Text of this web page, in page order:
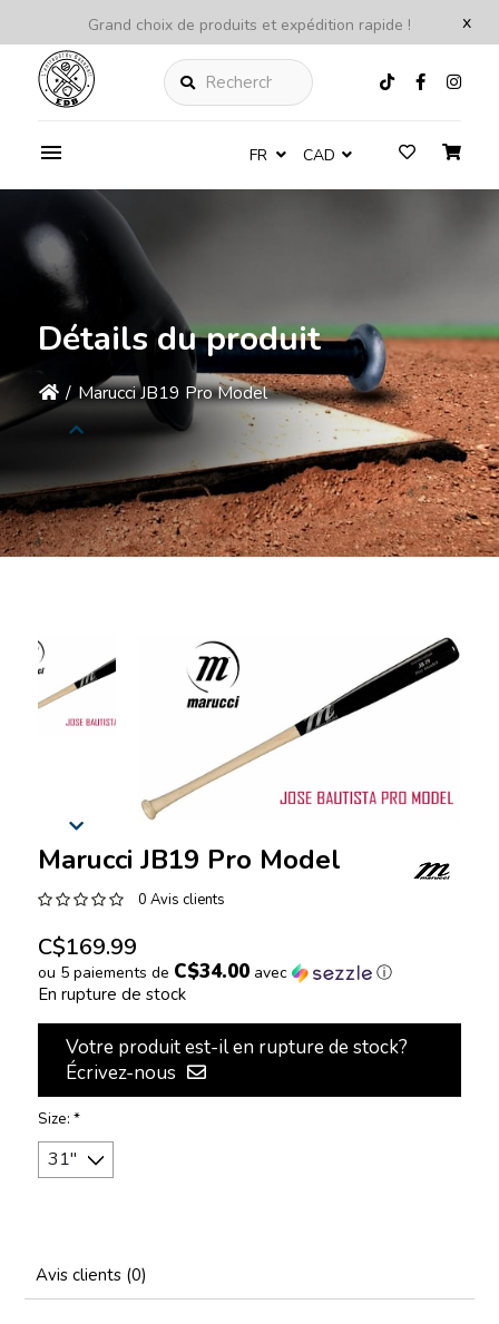
x
Grand choix de produits et expédition rapide !
Rechercher
FR CAD
Détails du produit
/ Marucci JB19 Pro Model
Marucci JB19 Pro Model
0 Avis clients
C$169.99
ou 5 paiements de C$34.00avec ⓘ
En rupture de stock
Votre produit est-il en rupture de stock?
Écrivez-nous
Size: *
Avis clients (0)